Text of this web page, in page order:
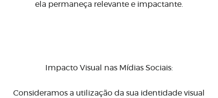
ela permaneça relevante e impactante.
Impacto Visual nas Mídias Sociais:
Consideramos a utilização da sua identidade visual